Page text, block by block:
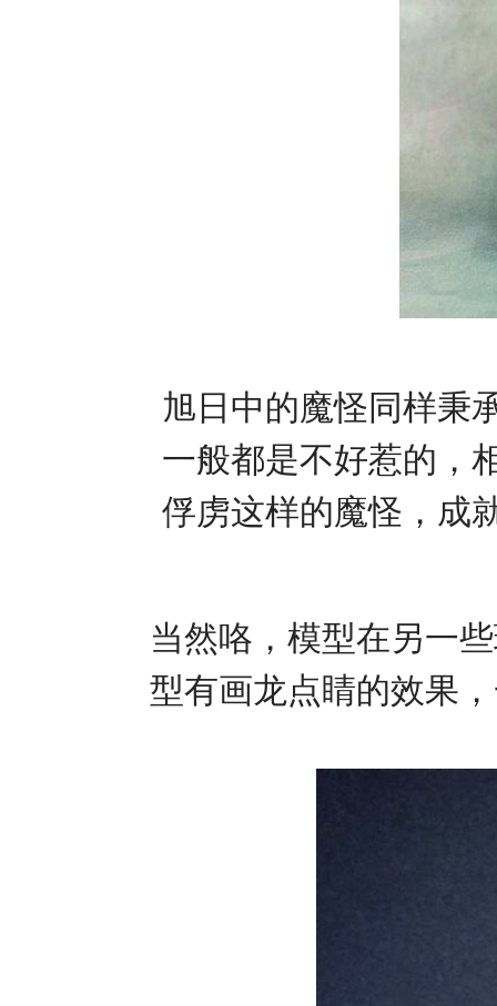
旭日中的魔怪同样秉
一般都是不好惹的，
俘虏这样的魔怪，成
当然咯，模型在另一
型有画龙点睛的效果